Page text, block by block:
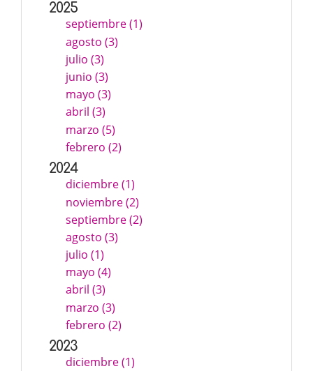
2025
septiembre (1)
agosto (3)
julio (3)
junio (3)
mayo (3)
abril (3)
marzo (5)
febrero (2)
2024
diciembre (1)
noviembre (2)
septiembre (2)
agosto (3)
julio (1)
mayo (4)
abril (3)
marzo (3)
febrero (2)
2023
diciembre (1)